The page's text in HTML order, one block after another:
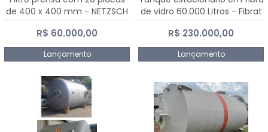
de 400 x 400 mm - NETZSCH
R$ 60.000,00
Lançamento
de vidro 60.000 Litros - Fibrat
R$ 230.000,00
Lançamento